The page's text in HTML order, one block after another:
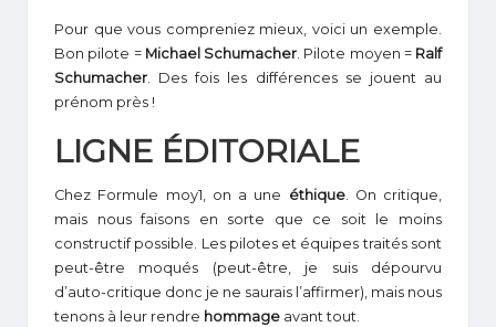
Pour que vous compreniez mieux, voici un exemple.
Bon pilote = Michael Schumacher. Pilote moyen = Ralf
Schumacher. Des fois les différences se jouent au
prénom près !
LIGNE ÉDITORIALE
Chez Formule moy1, on a une éthique. On critique,
mais nous faisons en sorte que ce soit le moins
constructif possible. Les pilotes et équipes traités sont
peut-être moqués (peut-être, je suis dépourvu
d’auto-critique donc je ne saurais l’affirmer), mais nous
tenons à leur rendre hommage avant tout.